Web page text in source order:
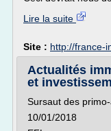
Lire la suite
Site : http://france-
Actualités
et
Sursaut des
10/01/2018